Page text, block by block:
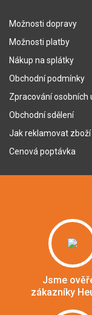
Možnosti dopravy
Možnosti platby
Nákup na splátky
Obchodní podmínky
Zpracování osobních
Obchodní sdělení
Jak reklamovat zboží
Cenová poptávka
Jsme
zákazníky